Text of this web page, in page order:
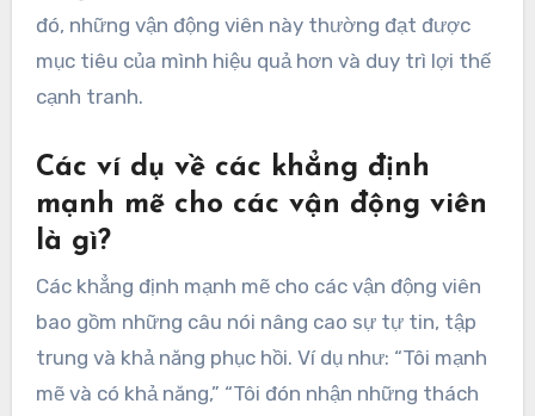
đó, những vận động viên này thường đạt được
mục tiêu của mình hiệu quả hơn và duy trì lợi thế
cạnh tranh.
Các ví dụ về các khẳng định
mạnh mẽ cho các vận động viên
là gì?
Các khẳng định mạnh mẽ cho các vận động viên
bao gồm những câu nói nâng cao sự tự tin, tập
trung và khả năng phục hồi. Ví dụ như: “Tôi mạnh
mẽ và có khả năng,” “Tôi đón nhận những thách